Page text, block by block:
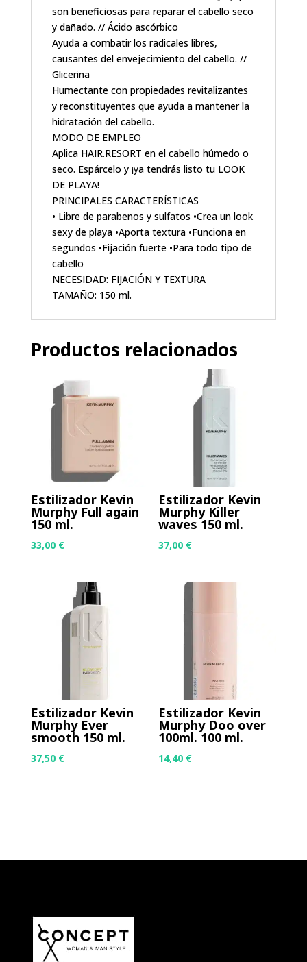
son beneficiosas para reparar el cabello seco
y dañado. // Ácido ascórbico
Ayuda a combatir los radicales libres,
causantes del envejecimiento del cabello. //
Glicerina
Humectante con propiedades revitalizantes
y reconstituyentes que ayuda a mantener la
hidratación del cabello.
MODO DE EMPLEO
Aplica HAIR.RESORT en el cabello húmedo o
seco. Espárcelo y ¡ya tendrás listo tu LOOK
DE PLAYA!
PRINCIPALES CARACTERÍSTICAS
• Libre de parabenos y sulfatos •Crea un look
sexy de playa •Aporta textura •Funciona en
segundos •Fijación fuerte •Para todo tipo de
cabello
NECESIDAD: FIJACIÓN Y TEXTURA
TAMAÑO: 150 ml.
Productos relacionados
Estilizador Kevin
Murphy Full again
150 ml.
33,00 €
Estilizador Kevin
Murphy Killer
waves 150 ml.
37,00 €
Estilizador Kevin
Murphy Ever
smooth 150 ml.
37,50 €
Estilizador Kevin
Murphy Doo over
100ml. 100 ml.
14,40 €